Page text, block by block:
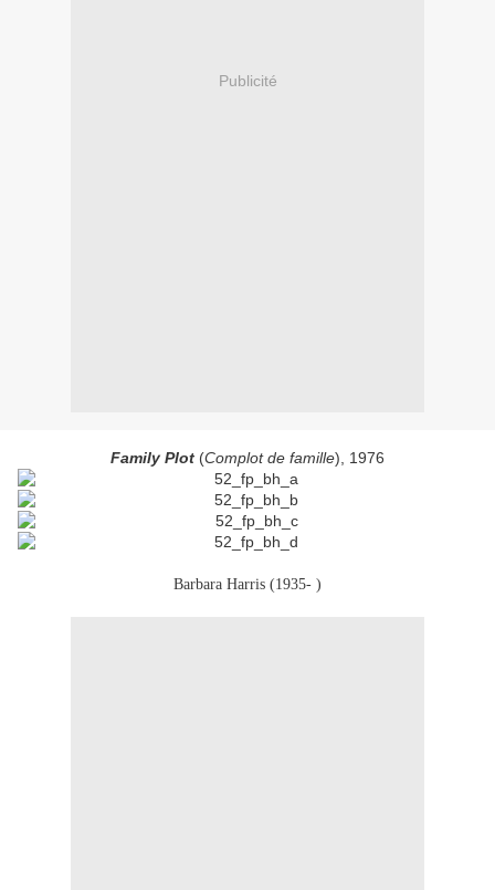
Publicité
Family Plot (Complot de famille), 1976
Barbara Harris (1935- )